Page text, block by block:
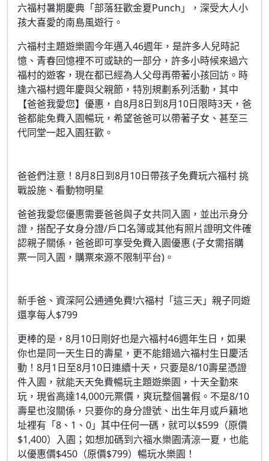
六福村暑期慶典「部落狂歡金夏Punch」，深受大人小
孩大喜愛的南島風遊行。
六福村主題遊樂園今年邁入46週年，是許多人兒時記
憶、青春回憶裡不可或缺的一部分，許多小時候來過六
福村的遊客，現在都已經為人父母再帶著小孩回訪。時
逢六福村週年慶與父親節，特別規劃系列活動，其中
【爸爸我愛您】優惠，自8月8日到8月10日限時3天，爸
爸都能免費入園暢玩，希望爸爸可以帶著子女、甚至三
代同堂一起入園狂歡。
爸爸們注意！8月8日到8月10日帶孩子免費玩六福村 挑
戰設施、看動物明星
爸爸我愛您優惠需要爸爸與子女共同入園，並出示身分
證，搭配子女身分證/戶口名簿或其他有照片證明文件確
認親子關係，爸爸即可享受免費入園優惠 (子女需搭購
票一同入園，購票來源不限制平台)。
新手爸、資深阿公通通免費!六福村「這三天」親子同遊
還享每人$799
更棒的是，8月10日剛好也是六福村46週年生日，如果
你也是同一天生日的壽星，更不能錯過六福村生日慶活
動！8月1日至8月10日連續十天，只要是8/10壽星憑證
件入園，就能天天免費暢玩主題遊樂園，十天全勤來
玩，現省高達14,000元票價，爽玩整個暑假。不是8/10
壽星也沒關係，只要你的身分證號、出生年月或戶籍地
址裡有「8、1、0」其中任何一碼，就可以$599（原價
$1,400）入園；如想加碼到六福水樂園清涼一夏，也能
以優惠價$450（原價$799）暢玩水樂園！